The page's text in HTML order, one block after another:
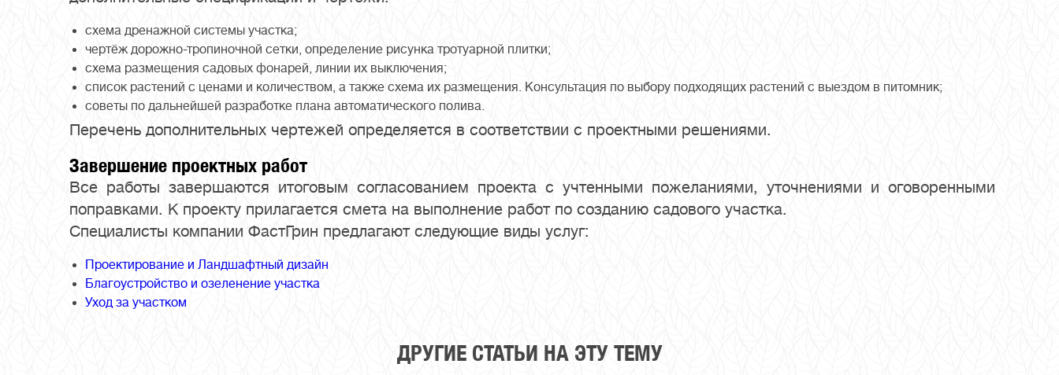
схема дренажной системы участка;
чертёж дорожно-тропиночной сетки, определение рисунка тротуарной плитки;
схема размещения садовых фонарей, линии их выключения;
список растений с ценами и количеством, а также схема их размещения. Консультация по выбору подходящих растений с выездом в питомник;
советы по дальнейшей разработке плана автоматического полива.
Перечень дополнительных чертежей определяется в соответствии с проектными решениями.
Завершение проектных работ
Все работы завершаются итоговым согласованием проекта с учтенными пожеланиями, уточнениями и оговоренными
поправками. К проекту прилагается смета на выполнение работ по созданию садового участка.
Специалисты компании ФастГрин предлагают следующие виды услуг:
Проектирование и Ландшафтный дизайн
Благоустройство и озеленение участка
Уход за участком
ДРУГИЕ СТАТЬИ НА ЭТУ ТЕМУ